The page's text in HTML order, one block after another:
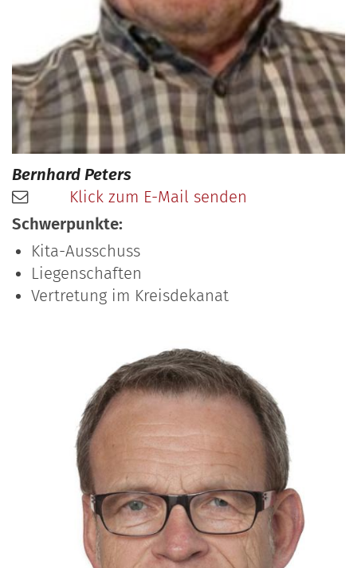
Bernhard Peters
Klick zum E-Mail senden
Schwerpunkte:
Kita-Ausschuss
Liegenschaften
Vertretung im Kreisdekanat